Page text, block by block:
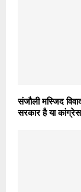
संजौली मस्जिद
सरकार है या